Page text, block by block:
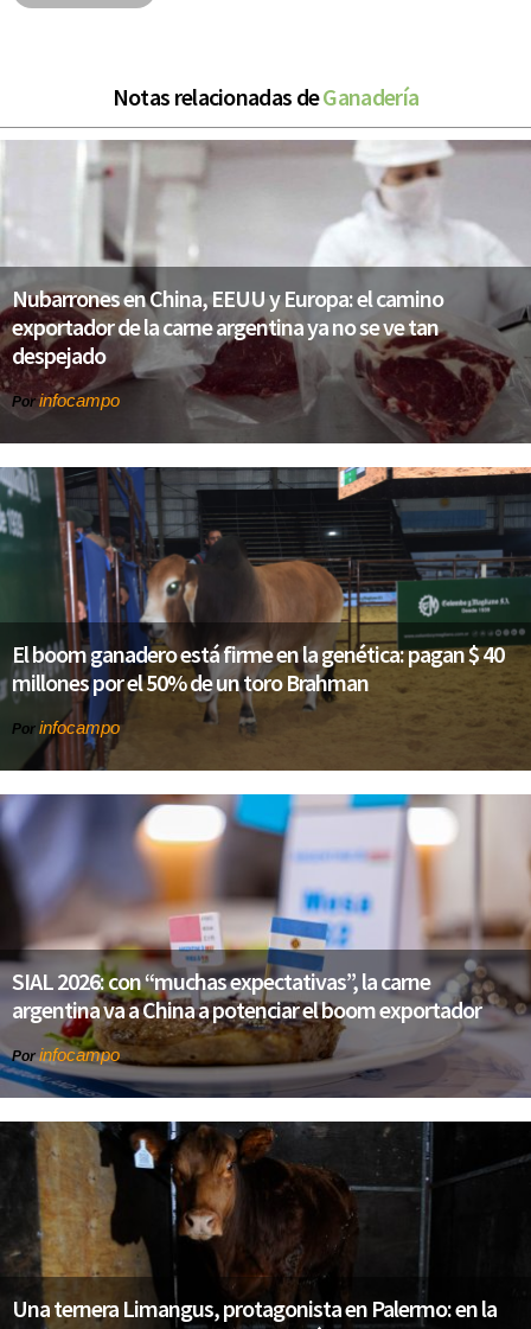
Notas relacionadas deGanadería
Nubarrones en China, EEUU y Europa: el camino
exportador de la carne argentina ya no se ve tan
despejado
Por infocampo
El boom ganadero está firme en la genética: pagan $ 40
millones por el 50% de un toro Brahman
Por infocampo
SIAL 2026: con “muchas expectativas”, la carne
argentina va a China a potenciar el boom exportador
Porinfocampo
Una ternera Limangus, protagonista en Palermo: en la